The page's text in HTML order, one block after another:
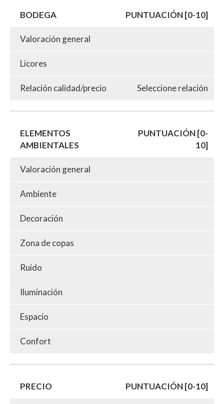
BODEGA PUNTUACIÓN [0-10]
Valoración general
Licores
Relación calidad/precio Seleccione relación
ELEMENTOS
AMBIENTALES
PUNTUACIÓN [0-
10]
Valoración general
Ambiente
Decoración
Zona de copas
Ruido
Iluminación
Espacio
Confort
PRECIO PUNTUACIÓN [0-10]